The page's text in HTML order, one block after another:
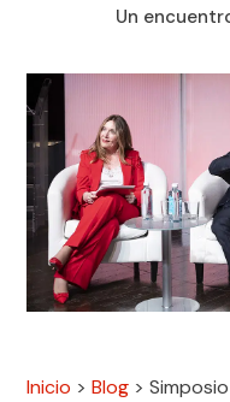
Un
Inicio >Blog >